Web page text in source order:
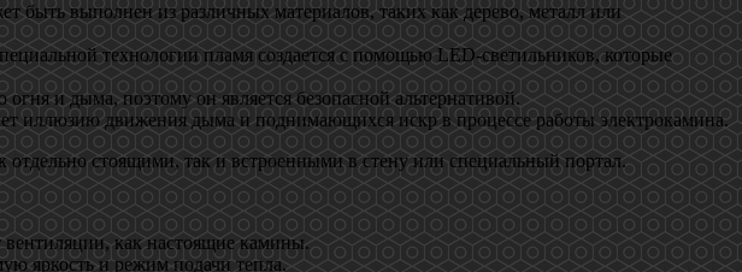
быть выполнен из различных материалов, таких как дерево, металл или
технологии пламя создается с помощью LED-светильников, которые
и дыма, поэтому он является безопасной альтернативой.
иллюзию движения дыма и поднимающихся искр в процессе работы электрокамина.
отдельно стоящими, так и встроенными в стену или специальный портал.
как настоящие камины.
яркость и режим подачи тепла.